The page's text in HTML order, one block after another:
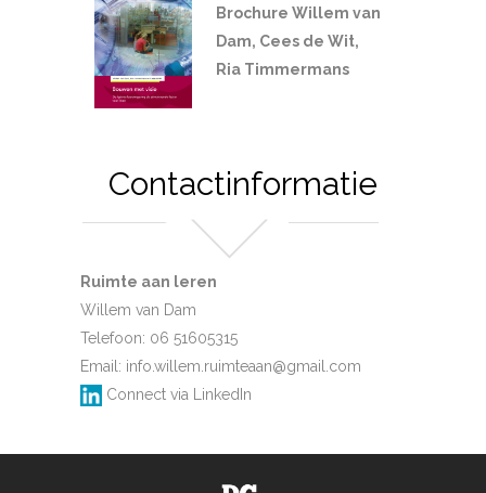
Brochure Willem van
Dam, Cees de Wit,
Ria Timmermans
Contactinformatie
Ruimte aan leren
Willem van Dam
Telefoon: 06 51605315
Email: info.willem.ruimteaan@gmail.com
Connect via LinkedIn